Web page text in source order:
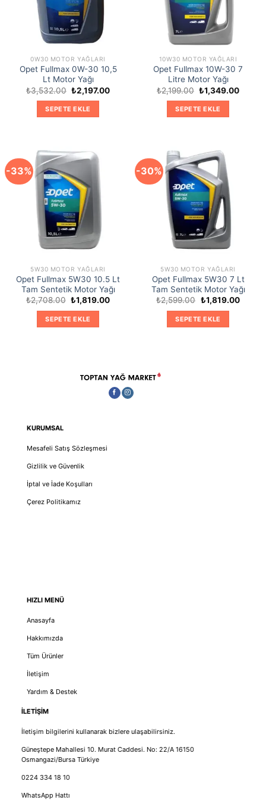
0W30 MOTOR YAĞLARI
Opet Fullmax 0W-30 10,5
Lt Motor Yağı
₺3,532.00 Orijinal
fiyat:
₺3,532.00.
₺2,197.00Şu
SEPETE EKLE
10W30 MOTOR YAĞLARI
Opet Fullmax 10W-30 7
Litre Motor Yağı
₺2,199.00 Orijinal
fiyat:
₺2,199.00.
₺1,349.00Şu
SEPETE EKLE
-33%
5W30 MOTOR YAĞLARI
Opet Fullmax 5W30 10.5 Lt
Tam Sentetik Motor Yağı
₺2,708.00 Orijinal
fiyat:
₺2,708.00.
₺1,819.00Şu
SEPETE EKLE
-30%
5W30 MOTOR YAĞLARI
Opet Fullmax 5W30 7 Lt
Tam Sentetik Motor Yağı
₺2,599.00 Orijinal
fiyat:
₺2,599.00.
₺1,819.00Şu
SEPETE EKLE
KURUMSAL
Mesafeli Satış Sözleşmesi
Gizlilik ve Güvenlik
İptal ve İade Koşulları
Çerez Politikamız
HIZLI MENÜ
Anasayfa
Hakkımızda
Tüm Ürünler
İletişim
Yardım & Destek
İLETİŞİM
İletişim bilgilerini kullanarak bizlere ulaşabilirsiniz.
Güneştepe Mahallesi 10. Murat Caddesi. No: 22/A 16150
Osmangazi/Bursa Türkiye
0224 334 18 10
WhatsApp Hattı